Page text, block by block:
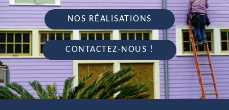
NOS RÉALISATIONS
CONTACTEZ-NOUS !